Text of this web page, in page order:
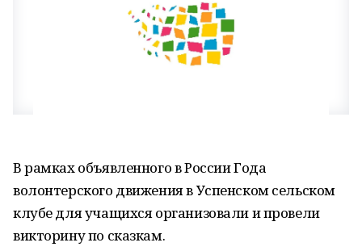
В рамках объявленного в России Года
волонтерского движения в Успенском сельском
клубе для учащихся организовали и провели
викторину по сказкам.